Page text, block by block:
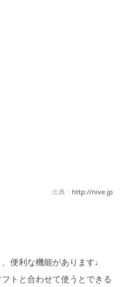
出典： http://nive.jp
便利な機能があります♩
トと合わせて使うとできる